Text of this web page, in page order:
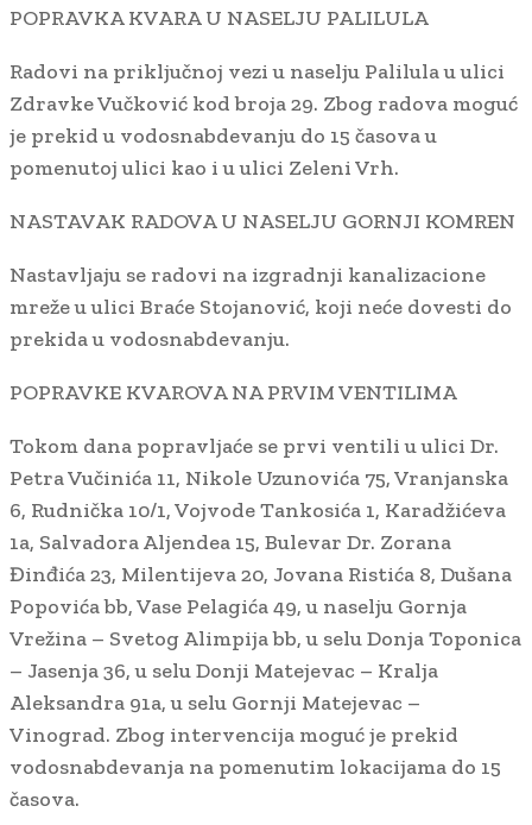
POPRAVKA KVARA U NASELJU PALILULA
Radovi na priključnoj vezi u naselju Palilula u ulici
Zdravke Vučković kod broja 29. Zbog radova moguć
je prekid u vodosnabdevanju do 15 časova u
pomenutoj ulici kao i u ulici Zeleni Vrh.
NASTAVAK RADOVA U NASELJU GORNJI KOMREN
Nastavljaju se radovi na izgradnji kanalizacione
mreže u ulici Braće Stojanović, koji neće dovesti do
prekida u vodosnabdevanju.
POPRAVKE KVAROVA NA PRVIM VENTILIMA
Tokom dana popravljaće se prvi ventili u ulici Dr.
Petra Vučinića 11, Nikole Uzunovića 75, Vranjanska
6, Rudnička 10/1, Vojvode Tankosića 1, Karadžićeva
1a, Salvadora Aljendea 15, Bulevar Dr. Zorana
Đinđića 23, Milentijeva 20, Jovana Ristića 8, Dušana
Popovića bb, Vase Pelagića 49, u naselju Gornja
Vrežina – Svetog Alimpija bb, u selu Donja Toponica
– Jasenja 36, u selu Donji Matejevac – Kralja
Aleksandra 91a, u selu Gornji Matejevac –
Vinograd. Zbog intervencija moguć je prekid
vodosnabdevanja na pomenutim lokacijama do 15
časova.